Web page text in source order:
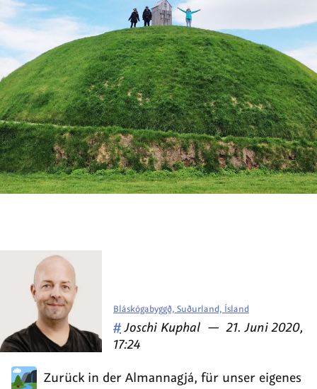
Zurück in der Almannagjá, für unser eigenes
Bláskógabyggð, Suðurland, Ísland
# Veröffentlicht
von
Joschi Kuphal — am
21. Juni 2020,
17:24